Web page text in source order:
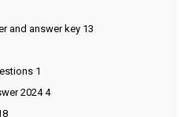
and answer key 13
1
20244